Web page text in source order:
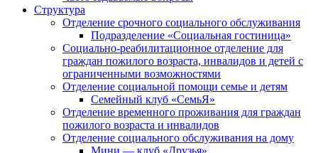
Структура
Отделение срочного социального обслуживания
Подразделение «Социальная гостиница»
Социально-реабилитационное отделение для
граждан пожилого возраста, инвалидов и детей с
ограниченными возможностями
Отделение социальной помощи семье и детям
Семейный клуб «СемьЯ»
Отделение временного проживания для граждан
пожилого возраста и инвалидов
Отделение социального обслуживания на дому
Мини — клуб «Друзья»